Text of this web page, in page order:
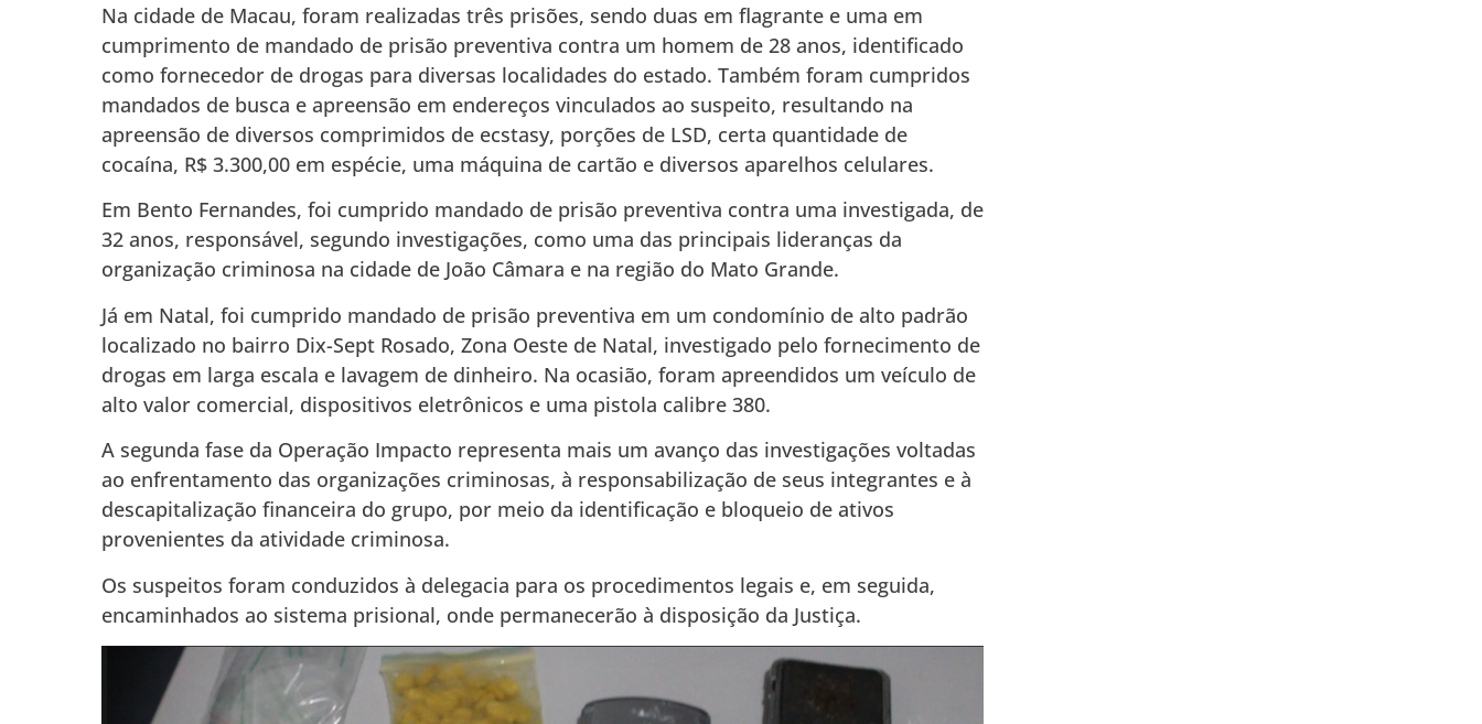
Na cidade de Macau, foram realizadas três prisões, sendo duas em flagrante e uma em
cumprimento de mandado de prisão preventiva contra um homem de 28 anos, identificado
como fornecedor de drogas para diversas localidades do estado. Também foram cumpridos
mandados de busca e apreensão em endereços vinculados ao suspeito, resultando na
apreensão de diversos comprimidos de ecstasy, porções de LSD, certa quantidade de
cocaína, R$ 3.300,00 em espécie, uma máquina de cartão e diversos aparelhos celulares.
Em Bento Fernandes, foi cumprido mandado de prisão preventiva contra uma investigada, de
32 anos, responsável, segundo investigações, como uma das principais lideranças da
organização criminosa na cidade de João Câmara e na região do Mato Grande.
Já em Natal, foi cumprido mandado de prisão preventiva em um condomínio de alto padrão
localizado no bairro Dix-Sept Rosado, Zona Oeste de Natal, investigado pelo fornecimento de
drogas em larga escala e lavagem de dinheiro. Na ocasião, foram apreendidos um veículo de
alto valor comercial, dispositivos eletrônicos e uma pistola calibre 380.
A segunda fase da Operação Impacto representa mais um avanço das investigações voltadas
ao enfrentamento das organizações criminosas, à responsabilização de seus integrantes e à
descapitalização financeira do grupo, por meio da identificação e bloqueio de ativos
provenientes da atividade criminosa.
Os suspeitos foram conduzidos à delegacia para os procedimentos legais e, em seguida,
encaminhados ao sistema prisional, onde permanecerão à disposição da Justiça.